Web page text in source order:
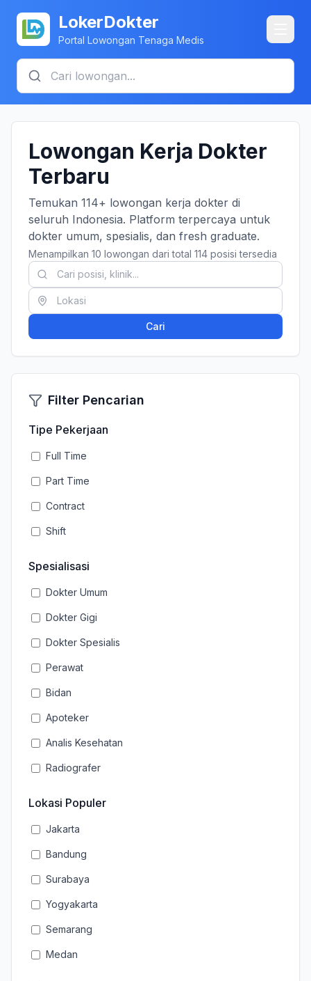
LokerDokter
Portal Lowongan Tenaga Medis
Lowongan Kerja Dokter
Terbaru
Temukan 114+ lowongan kerja dokter di
seluruh Indonesia. Platform terpercaya untuk
dokter umum, spesialis, dan fresh graduate.
Menampilkan 10 lowongan dari total 114 posisi tersedia
Cari
Filter Pencarian
Tipe Pekerjaan
Full Time
Part Time
Contract
Shift
Spesialisasi
Dokter Umum
Dokter Gigi
Dokter Spesialis
Perawat
Bidan
Apoteker
Analis Kesehatan
Radiografer
Lokasi Populer
Jakarta
Bandung
Surabaya
Yogyakarta
Semarang
Medan